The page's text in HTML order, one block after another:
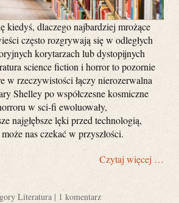
kiedyś, dlaczego najbardziej mrożące
często rozgrywają się w odległych
korytarzach lub dystopijnych
science fiction i horror to pozornie
w rzeczywistości łączy nierozerwalna
Shelley po współczesne kosmiczne
w sci-fi ewoluowały,
najgłębsze lęki przed technologią,
nas czekać w przyszłości.
Czytaj więcej …
Literatura | 1 komentarz